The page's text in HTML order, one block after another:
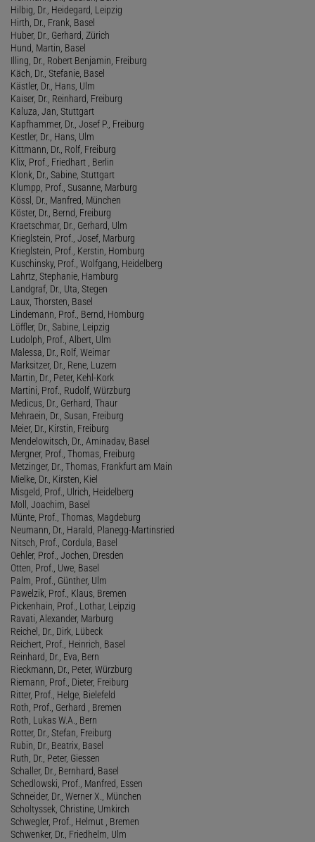
Hilbig, Dr., Heidegard, Leipzig
Hirth, Dr., Frank, Basel
Huber, Dr., Gerhard, Zürich
Hund, Martin, Basel
Illing, Dr., Robert Benjamin, Freiburg
Käch, Dr., Stefanie, Basel
Kästler, Dr., Hans, Ulm
Kaiser, Dr., Reinhard, Freiburg
Kaluza, Jan, Stuttgart
Kapfhammer, Dr., Josef P., Freiburg
Kestler, Dr., Hans, Ulm
Kittmann, Dr., Rolf, Freiburg
Klix, Prof., Friedhart , Berlin
Klonk, Dr., Sabine, Stuttgart
Klumpp, Prof., Susanne, Marburg
Kössl, Dr., Manfred, München
Köster, Dr., Bernd, Freiburg
Kraetschmar, Dr., Gerhard, Ulm
Krieglstein, Prof., Josef, Marburg
Krieglstein, Prof., Kerstin, Homburg
Kuschinsky, Prof., Wolfgang, Heidelberg
Lahrtz, Stephanie, Hamburg
Landgraf, Dr., Uta, Stegen
Laux, Thorsten, Basel
Lindemann, Prof., Bernd, Homburg
Löffler, Dr., Sabine, Leipzig
Ludolph, Prof., Albert, Ulm
Malessa, Dr., Rolf, Weimar
Marksitzer, Dr., Rene, Luzern
Martin, Dr., Peter, Kehl-Kork
Martini, Prof., Rudolf, Würzburg
Medicus, Dr., Gerhard, Thaur
Mehraein, Dr., Susan, Freiburg
Meier, Dr., Kirstin, Freiburg
Mendelowitsch, Dr., Aminadav, Basel
Mergner, Prof., Thomas, Freiburg
Metzinger, Dr., Thomas, Frankfurt am Main
Mielke, Dr., Kirsten, Kiel
Misgeld, Prof., Ulrich, Heidelberg
Moll, Joachim, Basel
Münte, Prof., Thomas, Magdeburg
Neumann, Dr., Harald, Planegg-Martinsried
Nitsch, Prof., Cordula, Basel
Oehler, Prof., Jochen, Dresden
Otten, Prof., Uwe, Basel
Palm, Prof., Günther, Ulm
Pawelzik, Prof., Klaus, Bremen
Pickenhain, Prof., Lothar, Leipzig
Ravati, Alexander, Marburg
Reichel, Dr., Dirk, Lübeck
Reichert, Prof., Heinrich, Basel
Reinhard, Dr., Eva, Bern
Rieckmann, Dr., Peter, Würzburg
Riemann, Prof., Dieter, Freiburg
Ritter, Prof., Helge, Bielefeld
Roth, Prof., Gerhard , Bremen
Roth, Lukas W.A., Bern
Rotter, Dr., Stefan, Freiburg
Rubin, Dr., Beatrix, Basel
Ruth, Dr., Peter, Giessen
Schaller, Dr., Bernhard, Basel
Schedlowski, Prof., Manfred, Essen
Schneider, Dr., Werner X., München
Scholtyssek, Christine, Umkirch
Schwegler, Prof., Helmut , Bremen
Schwenker, Dr., Friedhelm, Ulm